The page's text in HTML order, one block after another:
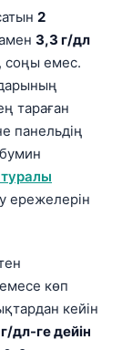
2
3,3 г/дл
соңы емес.
тараған
панельдің
туралы
ережелерін
көп
кейін
дл-ге дейін